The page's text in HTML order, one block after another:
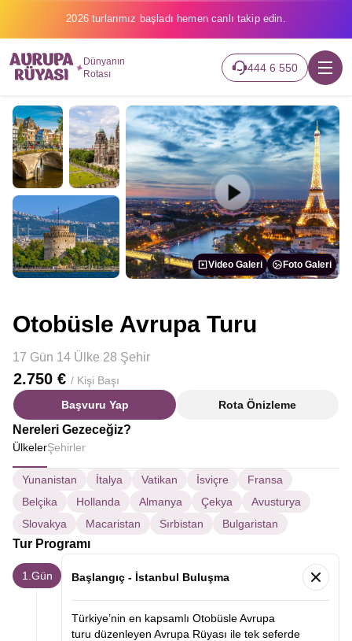
2026 turlarımız başladı hemen canlı takip edin.
Dünyanın
Rotası
444 6 550
Video Galeri Foto Galeri
Otobüsle Avrupa Turu
17 Gün 14 Ülke 28 Şehir
2.750 € / Kişi Başı
Başvuru Yap
Rota Önizleme
Nereleri Gezeceğiz?
ÜlkelerŞehirler
Yunanistan İtalya Vatikan İsviçre
Fransa
Belçika
Hollanda Almanya Çekya
Avusturya
Slovakya
Macaristan Sırbistan Bulgaristan
Tur Programı
1.Gün Başlangıç - İstanbul Buluşma
Türkiye’nin en kapsamlı Otobüsle Avrupa
turu düzenleyen Avrupa Rüyası ile tek seferde